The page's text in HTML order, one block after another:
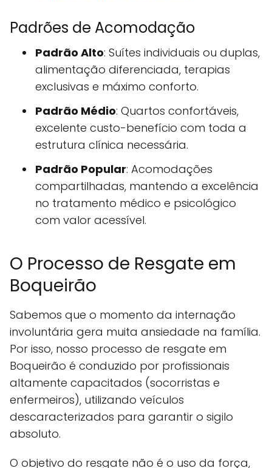
Padrões de Acomodação
Padrão Alto: Suítes individuais ou duplas,
alimentação diferenciada, terapias
exclusivas e máximo conforto.
Padrão Médio: Quartos confortáveis,
excelente custo-benefício com toda a
estrutura clínica necessária.
Padrão Popular: Acomodações
compartilhadas, mantendo a excelência
no tratamento médico e psicológico
com valor acessível.
O Processo de Resgate em
Boqueirão
Sabemos que o momento da internação
involuntária gera muita ansiedade na família.
Por isso, nosso processo de resgate em
Boqueirão é conduzido por profissionais
altamente capacitados (socorristas e
enfermeiros), utilizando veículos
descaracterizados para garantir o sigilo
absoluto.
O objetivo do resgate não é o uso da força,